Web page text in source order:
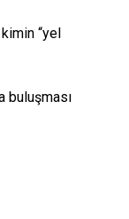
“yel
buluşması